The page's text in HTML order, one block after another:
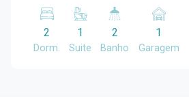
aconchegante, com móveis planejados
Cozinha com pia em pedra de quartzo
armários planejados Banheiro da suíte
2
Dorm.
1
Suite
2
Banho
1
Garagem